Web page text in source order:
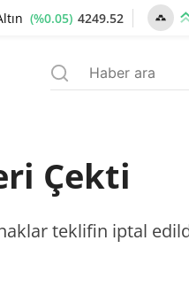
(%0.05) 4249.52
Çekti
teklifin iptal